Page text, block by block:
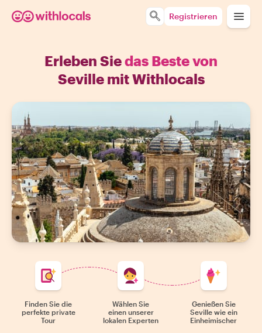
Registrieren
Erleben Siedas Beste von
Seville mit Withlocals
Finden Sie die
perfekte private
Tour
Wählen Sie
einen unserer
lokalen Experten
Genießen Sie
Seville wie ein
Einheimischer